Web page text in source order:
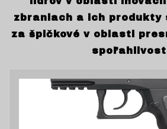
zbraniach a ich produkty
za špičkové v oblasti